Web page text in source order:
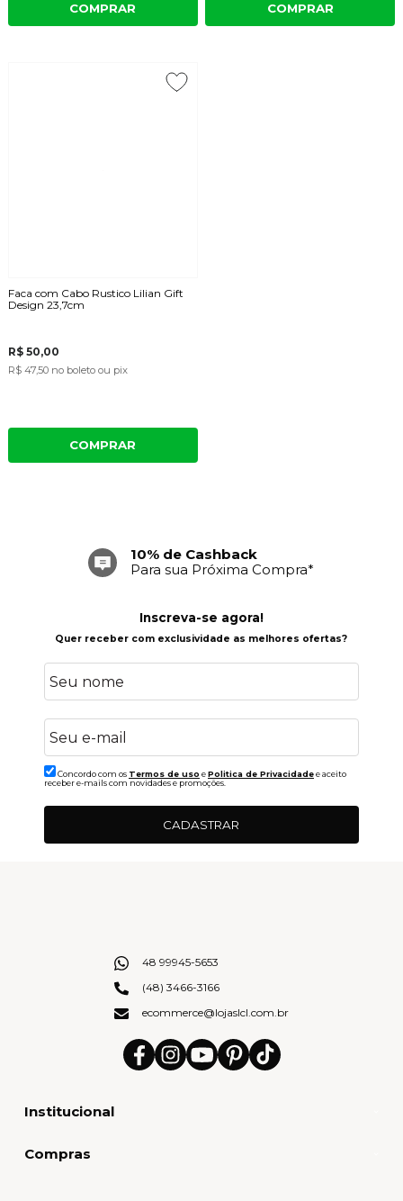
COMPRAR COMPRAR
Faca com Cabo Rustico Lilian Gift
Design 23,7cm
R$ 50,00
R$ 47,50 no boleto ou pix
COMPRAR
10% de Cashback
Para sua Próxima Compra*
Inscreva-se agora!
Quer receber com exclusividade as melhores ofertas?
Concordo com os Termos de uso ePolitica de Privacidadee aceito
receber e-mails com novidades e promoções.
CADASTRAR
Institucional
Compras
48 99945-5653
(48) 3466-3166
ecommerce@lojaslcl.com.br